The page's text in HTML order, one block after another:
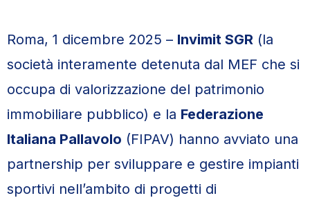
Roma, 1 dicembre 2025 – Invimit SGR (la
società interamente detenuta dal MEF che si
occupa di valorizzazione del patrimonio
immobiliare pubblico) e la Federazione
Italiana Pallavolo (FIPAV) hanno avviato una
partnership per sviluppare e gestire impianti
sportivi nell’ambito di progetti di